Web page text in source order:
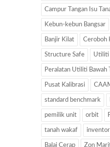
Campur Tangan Isu
Kebun-kebun Bangsar
Banjir Kilat Ceroboh
Structure Safe Utiliti
Peralatan Utiliti Bawah
Pusat Kalibrasi
standard benchmark
pemilik unit orbit
tanah wakaf
Balai Cerap Zon